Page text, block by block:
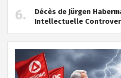
Décès de Jürgen
Intellectuelle